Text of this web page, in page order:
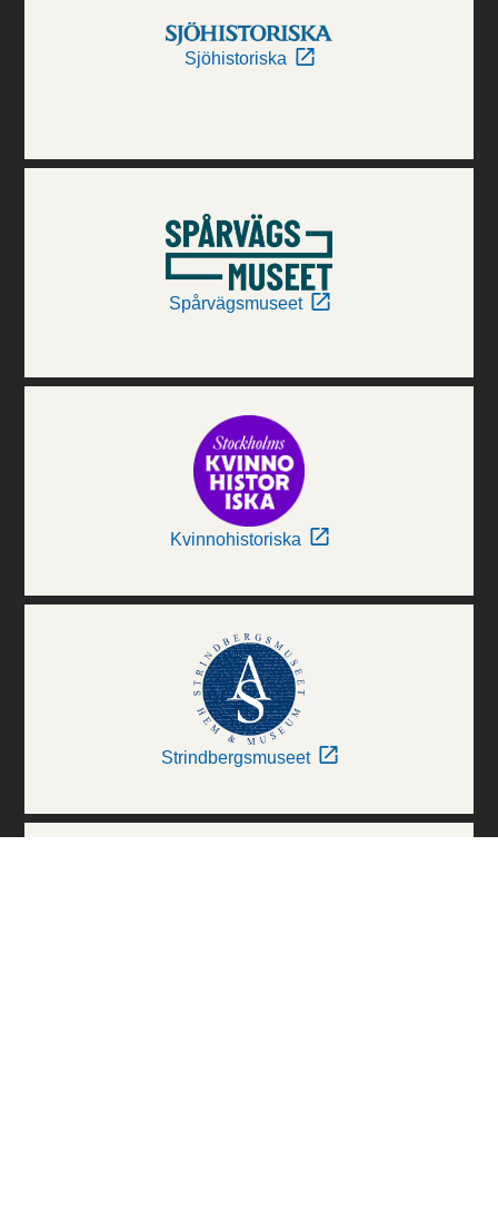
Sjöhistoriska
Spårvägsmuseet
Kvinnohistoriska
Strindbergsmuseet